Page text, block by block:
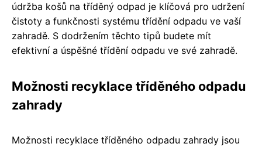
údržba košů na tříděný odpad je klíčová pro udržení
čistoty a funkčnosti systému třídění odpadu ve vaší
zahradě. S dodržením těchto tipů budete mít
efektivní a úspěšné třídění odpadu ve své zahradě.
Možnosti recyklace tříděného odpadu
zahrady
Možnosti recyklace tříděného odpadu zahrady jsou